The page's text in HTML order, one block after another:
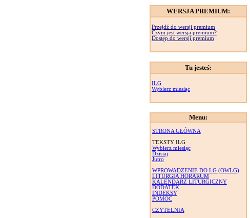
WERSJA PREMIUM:
Przejdź do wersji premium
Czym jest wersja premium?
Dostęp do wersji premium
Tu jesteś:
ILG
Wybierz miesiąc
Menu:
STRONA GŁÓWNA
TEKSTY ILG
Wybierz miesiąc
Dzisiaj
Jutro
WPROWADZENIE DO LG (OWLG)
LITURGIA HORARUM
KALENDARZ LITURGICZNY
DODATEK
INDEKSY
POMOC
CZYTELNIA